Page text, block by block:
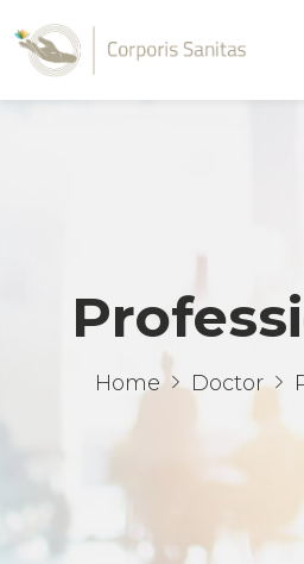
Home Doctor